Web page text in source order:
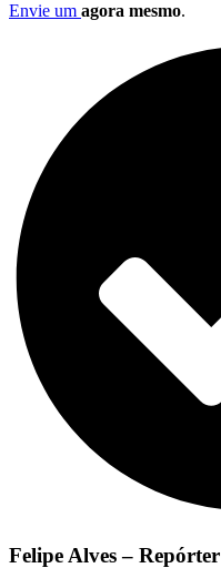
Envie um agora mesmo.
Felipe Alves – Repórter